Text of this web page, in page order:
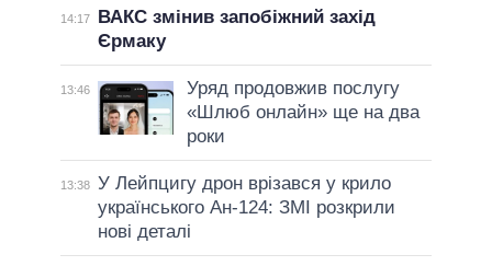
14:17
ВАКС змінив запобіжний захід
Єрмаку
13:46
Уряд продовжив послугу
«Шлюб онлайн» ще на два
роки
13:38 У Лейпцигу дрон врізався у крило
українського Ан-124: ЗМІ розкрили
нові деталі